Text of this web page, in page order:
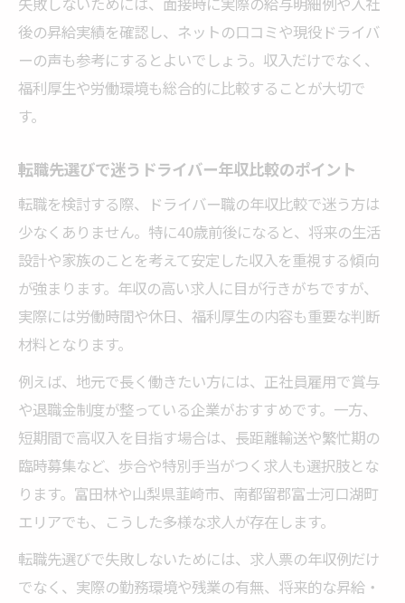
後の昇給実績を確認し、ネットの口コミや現役ドライバ
ーの声も参考にするとよいでしょう。収入だけでなく、
福利厚生や労働環境も総合的に比較することが大切で
す。
転職先選びで迷うドライバー年収比較のポイント
転職を検討する際、ドライバー職の年収比較で迷う方は
少なくありません。特に40歳前後になると、将来の生活
設計や家族のことを考えて安定した収入を重視する傾向
が強まります。年収の高い求人に目が行きがちですが、
実際には労働時間や休日、福利厚生の内容も重要な判断
材料となります。
例えば、地元で長く働きたい方には、正社員雇用で賞与
や退職金制度が整っている企業がおすすめです。一方、
短期間で高収入を目指す場合は、長距離輸送や繁忙期の
臨時募集など、歩合や特別手当がつく求人も選択肢とな
ります。富田林や山梨県韮崎市、南都留郡富士河口湖町
エリアでも、こうした多様な求人が存在します。
転職先選びで失敗しないためには、求人票の年収例だけ
でなく、実際の勤務環境や残業の有無、将来的な昇給・